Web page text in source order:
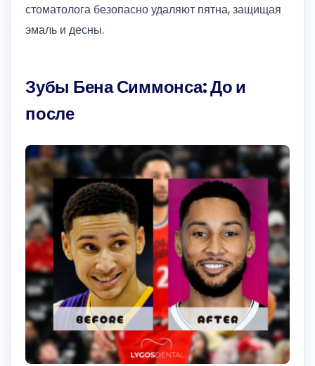
стоматолога безопасно удаляют пятна, защищая
эмаль и десны.
Зубы Бена Симмонса: До и
после